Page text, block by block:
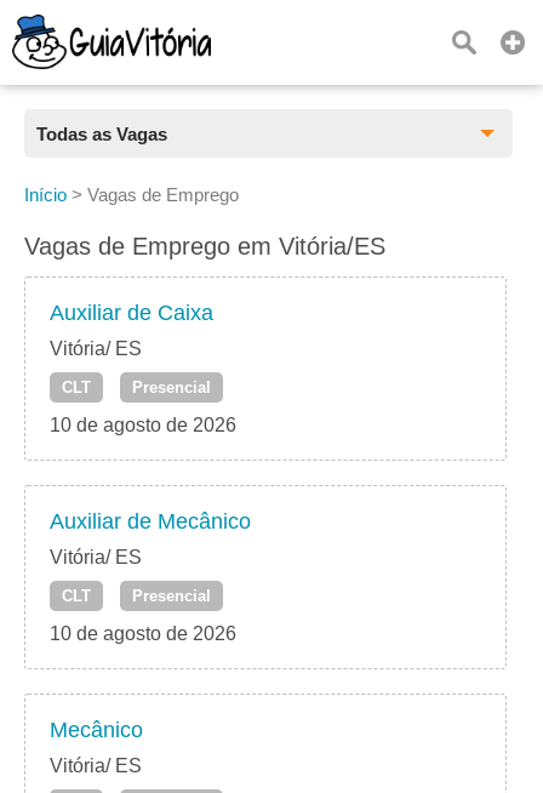
Todas as Vagas
Todas as Vagas
CLT
Freelancer
PJ
Início > Vagas de Emprego
Vagas de Emprego em Vitória/ES
Auxiliar de Caixa
Vitória/ ES
CLT Presencial
10 de agosto de 2026
Auxiliar de Mecânico
Vitória/ ES
CLT Presencial
10 de agosto de 2026
Mecânico
Vitória/ ES